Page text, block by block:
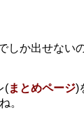
か出せない
(まとめページ)
。